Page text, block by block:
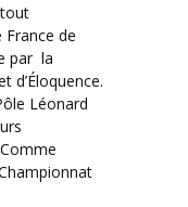
de
par la
d’Éloquence.
Léonard